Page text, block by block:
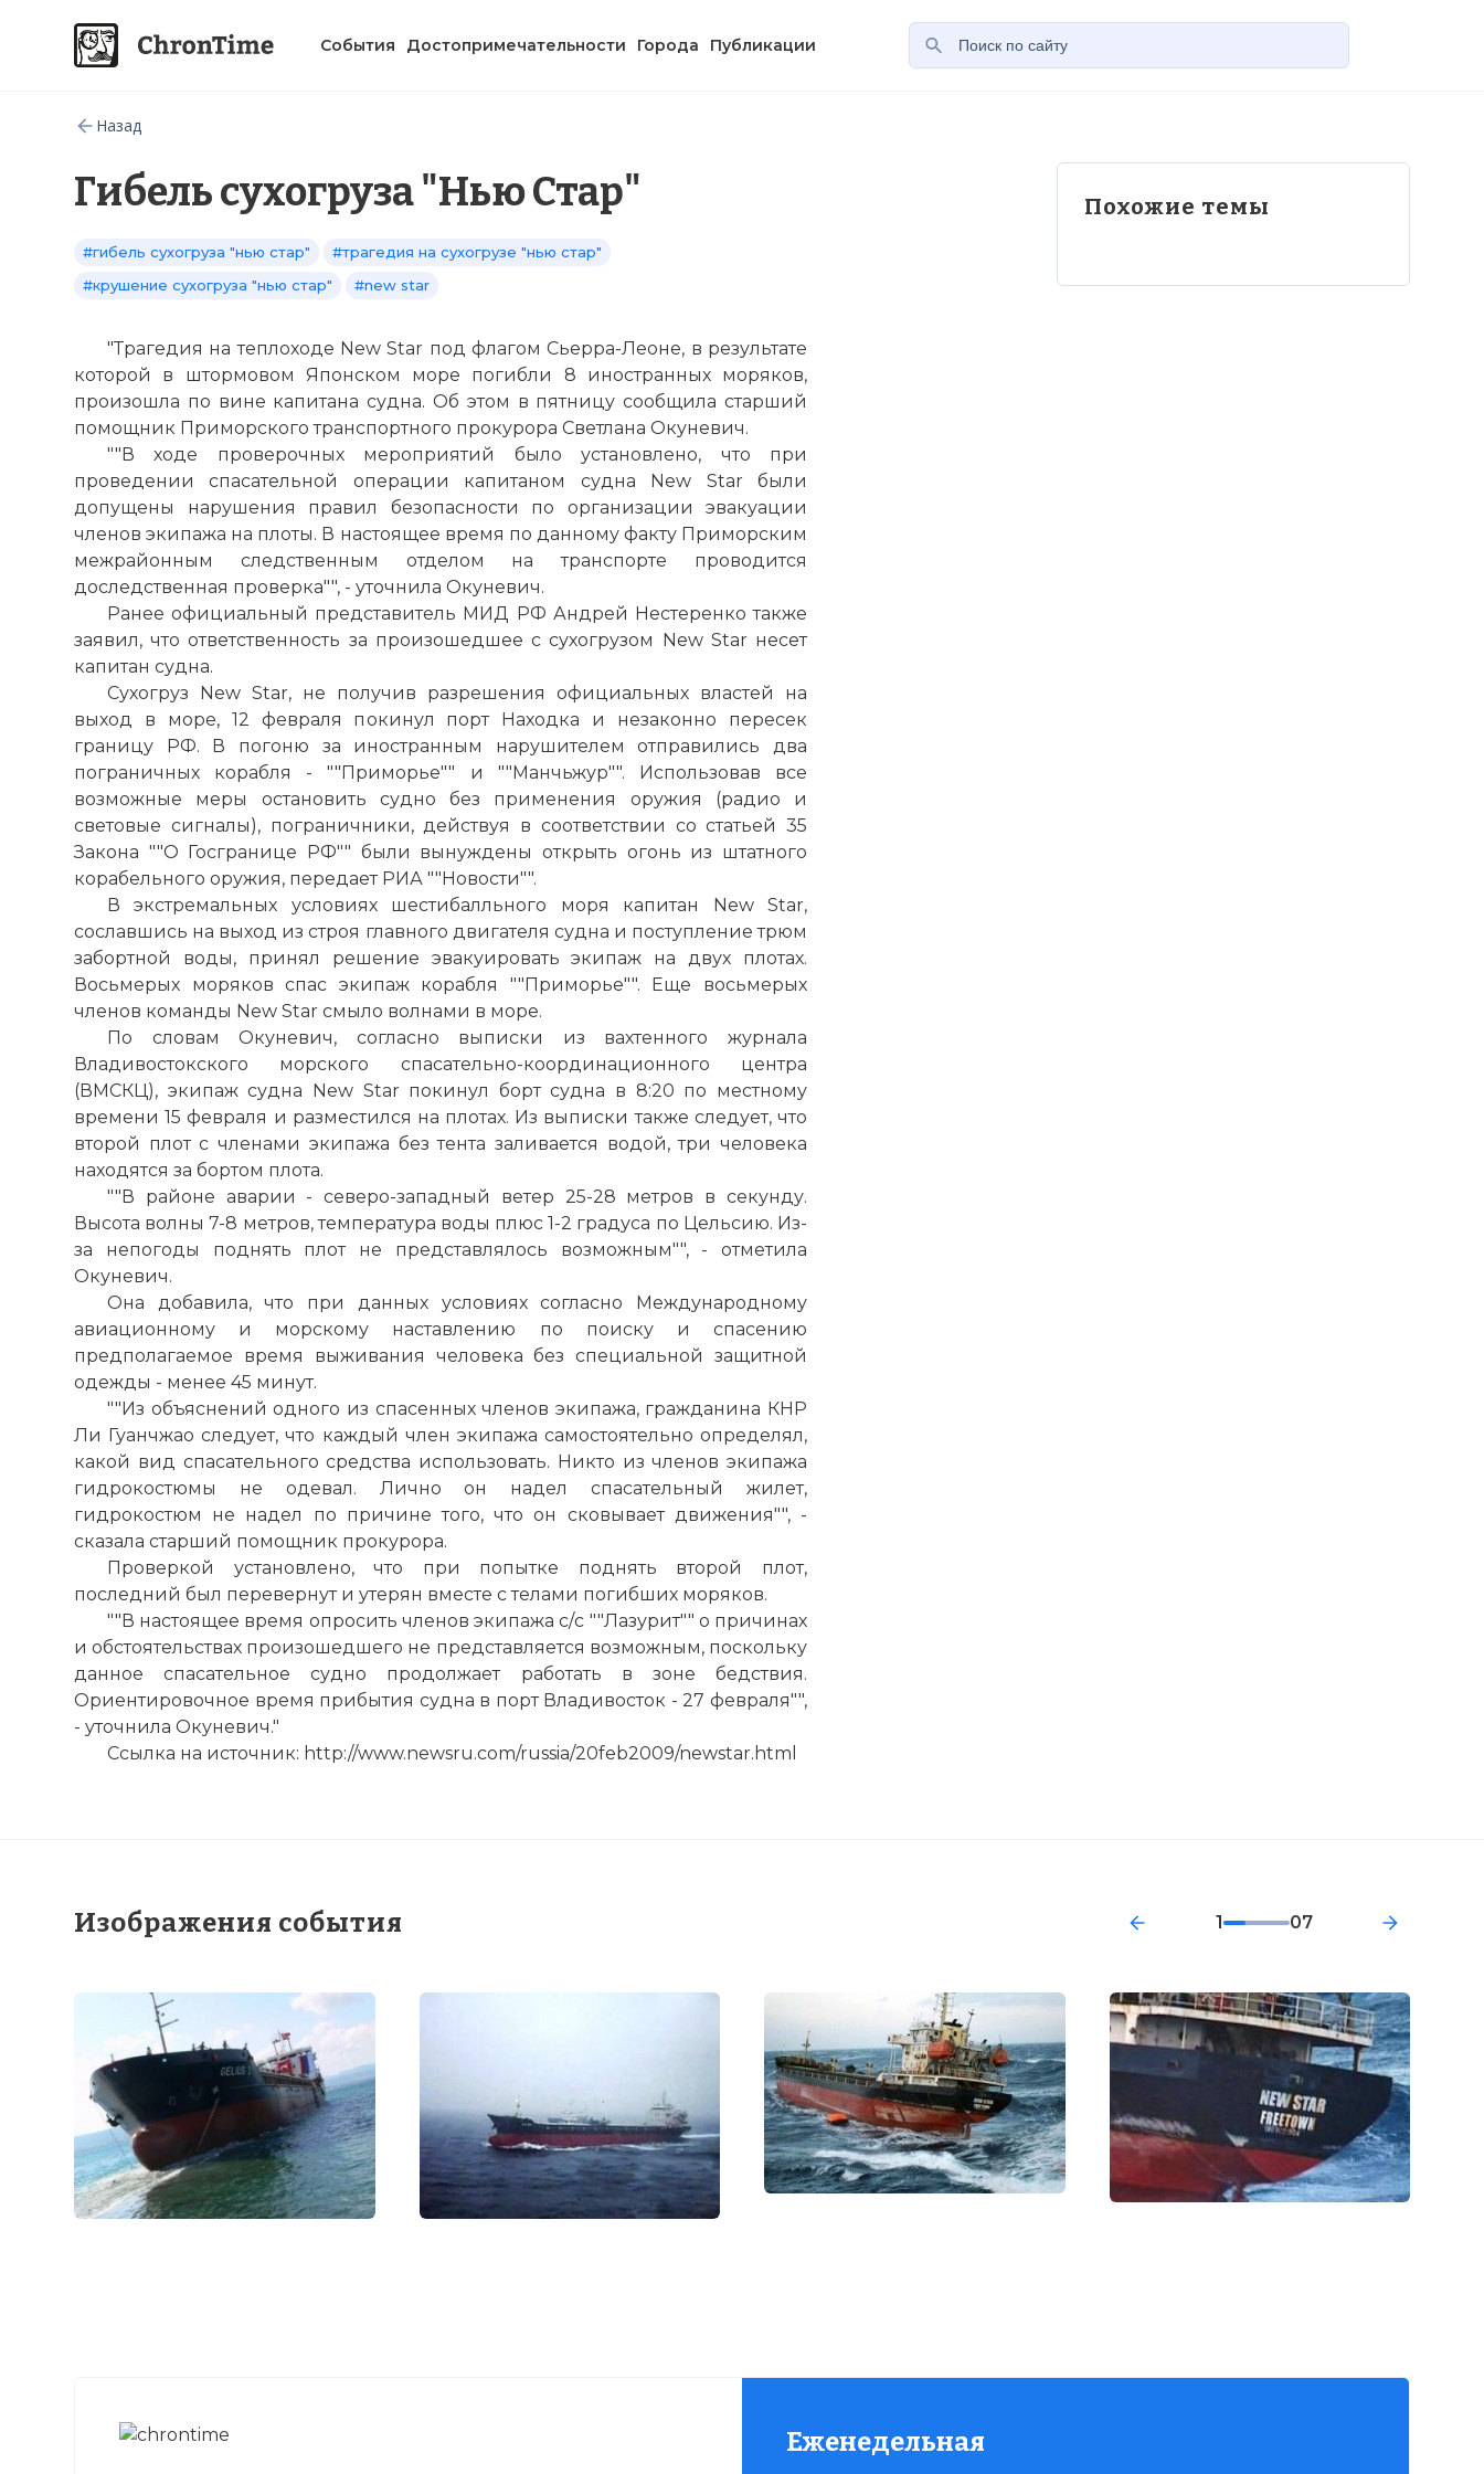
События Достопримечательности Города Публикации
Назад
Гибель сухогруза "Нью Стар"
#гибель сухогруза "нью стар"
#трагедия на сухогрузе "нью стар"
#крушение сухогруза "нью стар"
#new star
"Трагедия на теплоходе New Star под флагом Сьерра-Леоне, в результате
которой в штормовом Японском море погибли 8 иностранных моряков,
произошла по вине капитана судна. Об этом в пятницу сообщила старший
помощник Приморского транспортного прокурора Светлана Окуневич.
""В ходе проверочных мероприятий было установлено, что при
проведении спасательной операции капитаном судна New Star были
допущены нарушения правил безопасности по организации эвакуации
членов экипажа на плоты. В настоящее время по данному факту Приморским
межрайонным следственным отделом на транспорте проводится
доследственная проверка"", - уточнила Окуневич.
Ранее официальный представитель МИД РФ Андрей Нестеренко также
заявил, что ответственность за произошедшее с сухогрузом New Star несет
капитан судна.
Сухогруз New Star, не получив разрешения официальных властей на
выход в море, 12 февраля покинул порт Находка и незаконно пересек
границу РФ. В погоню за иностранным нарушителем отправились два
пограничных корабля - ""Приморье"" и ""Манчьжур"". Использовав все
возможные меры остановить судно без применения оружия (радио и
световые сигналы), пограничники, действуя в соответствии со статьей 35
Закона ""О Госгранице РФ"" были вынуждены открыть огонь из штатного
корабельного оружия, передает РИА ""Новости"".
В экстремальных условиях шестибалльного моря капитан New Star,
сославшись на выход из строя главного двигателя судна и поступление трюм
забортной воды, принял решение эвакуировать экипаж на двух плотах.
Восьмерых моряков спас экипаж корабля ""Приморье"". Еще восьмерых
членов команды New Star смыло волнами в море.
По словам Окуневич, согласно выписки из вахтенного журнала
Владивостокского морского спасательно-координационного центра
(ВМСКЦ), экипаж судна New Star покинул борт судна в 8:20 по местному
времени 15 февраля и разместился на плотах. Из выписки также следует, что
второй плот с членами экипажа без тента заливается водой, три человека
находятся за бортом плота.
""В районе аварии - северо-западный ветер 25-28 метров в секунду.
Высота волны 7-8 метров, температура воды плюс 1-2 градуса по Цельсию. Из-
за непогоды поднять плот не представлялось возможным"", - отметила
Окуневич.
Она добавила, что при данных условиях согласно Международному
авиационному и морскому наставлению по поиску и спасению
предполагаемое время выживания человека без специальной защитной
одежды - менее 45 минут.
""Из объяснений одного из спасенных членов экипажа, гражданина КНР
Ли Гуанчжао следует, что каждый член экипажа самостоятельно определял,
какой вид спасательного средства использовать. Никто из членов экипажа
гидрокостюмы не одевал. Лично он надел спасательный жилет,
гидрокостюм не надел по причине того, что он сковывает движения"", -
сказала старший помощник прокурора.
Проверкой установлено, что при попытке поднять второй плот,
последний был перевернут и утерян вместе с телами погибших моряков.
""В настоящее время опросить членов экипажа с/с ""Лазурит"" о причинах
и обстоятельствах произошедшего не представляется возможным, поскольку
данное спасательное судно продолжает работать в зоне бедствия.
Ориентировочное время прибытия судна в порт Владивосток - 27 февраля"",
- уточнила Окуневич."
Ссылка на источник: http://www.newsru.com/russia/20feb2009/newstar.html
Похожие темы
Изображения события 1 07
☓
Еженедельная